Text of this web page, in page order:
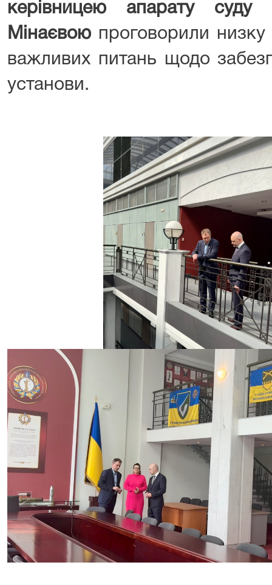
керівницею апарату
Мінаєвою проговорили низку
важливих питань щодо
установи.